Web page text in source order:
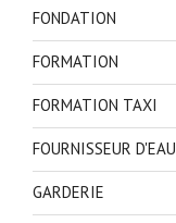
FONDATION
FORMATION
FORMATION TAXI
FOURNISSEUR D'EAU
GARDERIE